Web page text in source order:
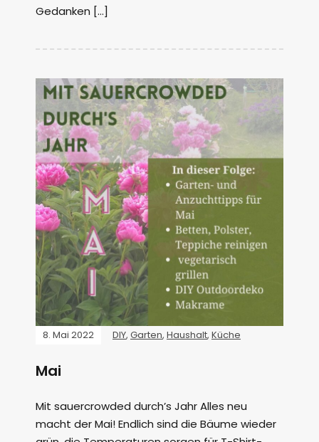
Gedanken […]
8. Mai 2022 DIY, Garten, Haushalt, Küche
Mai
Mit sauercrowded durch’s Jahr Alles neu
macht der Mai! Endlich sind die Bäume wieder